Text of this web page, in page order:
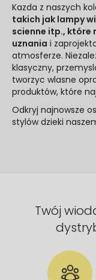
Kazda z naszych
takich jak lampy
scienne itp., które
uznania i
atmosferze.
klasyczny,
tworzyc wlasne
produktów, które
Odkryj najnowsze
stylów dzieki
Twój